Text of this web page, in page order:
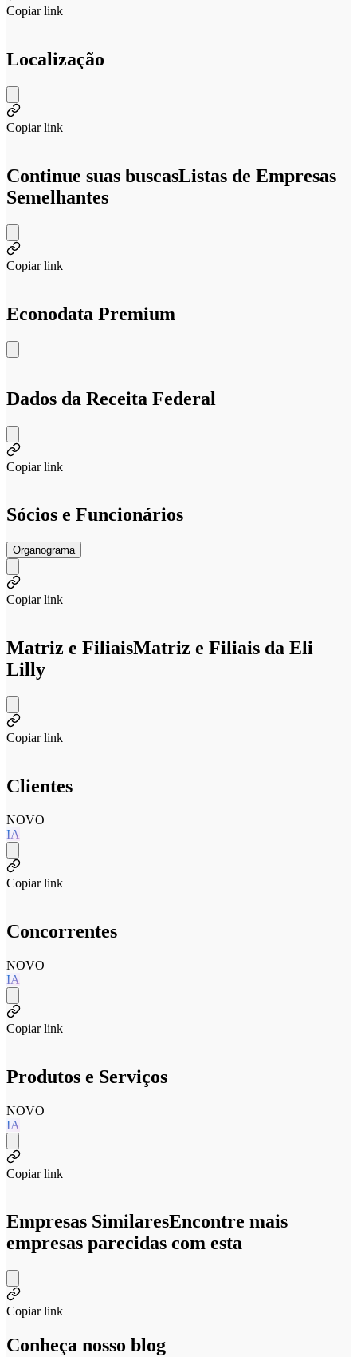
Copiar link
Localização
Copiar link
Continue suas buscasListas de Empresas
Semelhantes
Copiar link
Econodata Premium
Dados da Receita Federal
Copiar link
Sócios e Funcionários
Organograma
Copiar link
Matriz e FiliaisMatriz e Filiais da Eli
Lilly
Copiar link
Clientes
NOVO
IA
Copiar link
Concorrentes
NOVO
IA
Copiar link
Produtos e Serviços
NOVO
IA
Copiar link
Empresas SimilaresEncontre mais
empresas parecidas com esta
Copiar link
Conheça nosso blog